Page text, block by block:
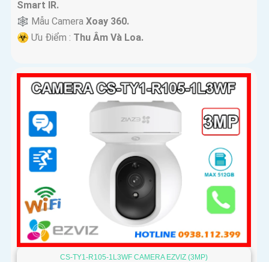
Smart IR.
🕸️ Mẫu Camera Xoay 360.
️☣️ Ưu Điểm : Thu Âm Và Loa.
CS-TY1-R105-1L3WF CAMERA EZVIZ (3MP)